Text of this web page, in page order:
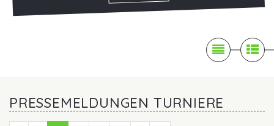
 News
PRESSEMELDUNGEN TURNIERE